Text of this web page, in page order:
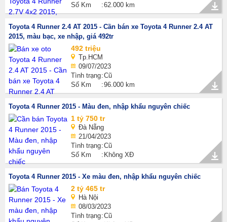
Số Km
62.000 km
Toyota 4 Runner 2.4 AT 2015 - Cần bán xe Toyota 4 Runner 2.4 AT
2015, màu bạc, xe nhập, giá 492tr
492 triệu
Tp.HCM
09/07/2023
Tình trạng Cũ
Số Km
96.000 km
Toyota 4 Runner 2015 - Màu đen, nhập khẩu nguyên chiếc
1 tỷ 750 tr
Đà Nẵng
21/04/2023
Tình trạng Cũ
Số Km
Không XĐ
Toyota 4 Runner 2015 - Xe màu đen, nhập khẩu nguyên chiếc
2 tỷ 465 tr
Hà Nội
08/03/2023
Tình trạng Cũ